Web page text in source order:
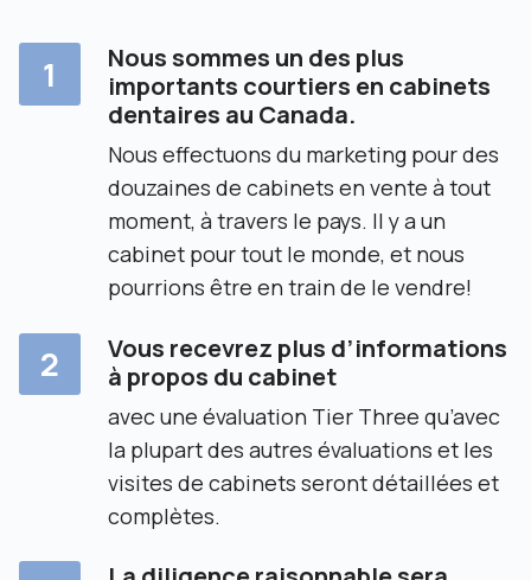
1
Nous sommes un des plus
importants courtiers en cabinets
dentaires au Canada.
Nous effectuons du marketing pour des
douzaines de cabinets en vente à tout
moment, à travers le pays. Il y a un
cabinet pour tout le monde, et nous
pourrions être en train de le vendre!
2
Vous recevrez plus d’informations
à propos du cabinet
avec une évaluation Tier Three qu’avec
la plupart des autres évaluations et les
visites de cabinets seront détaillées et
complètes.